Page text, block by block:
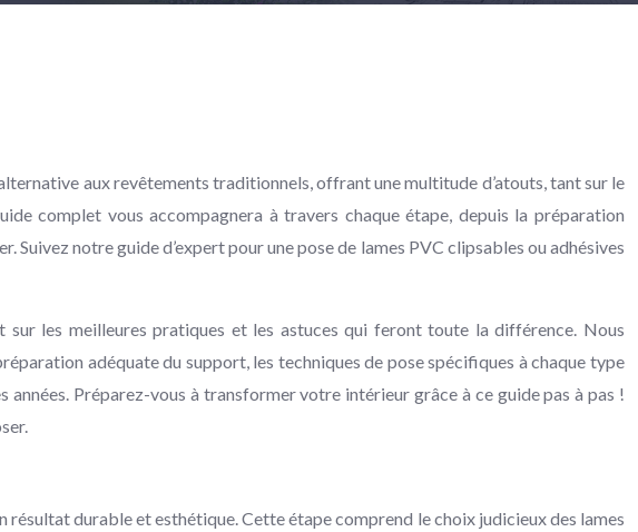
aux revêtements traditionnels, offrant une multitude d’atouts, tant sur le
complet vous accompagnera à travers chaque étape, depuis la préparation
notre guide d’expert pour une pose de lames PVC clipsables ou adhésives
sur les meilleures pratiques et les astuces qui feront toute la différence. Nous
adéquate du support, les techniques de pose spécifiques à chaque type
Préparez-vous à transformer votre intérieur grâce à ce guide pas à pas !
durable et esthétique. Cette étape comprend le choix judicieux des lames